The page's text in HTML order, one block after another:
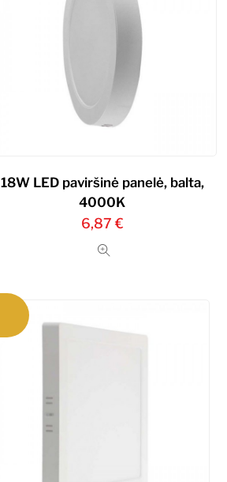
18W LED paviršinė panelė, balta,
4000K
6,87 €